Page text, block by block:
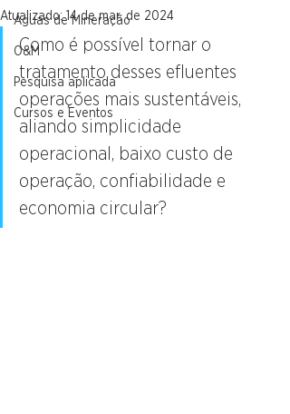
Águas de Mineração
O&M
Pesquisa aplicada
Cursos e Eventos
Atualizado:14 de mar. de 2024
Como é possível tornar o
tratamento desses efluentes
operações mais sustentáveis,
aliando simplicidade
operacional, baixo custo de
operação, confiabilidade e
economia circular?